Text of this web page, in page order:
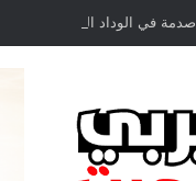
صدمة في الوداد الرياضي..